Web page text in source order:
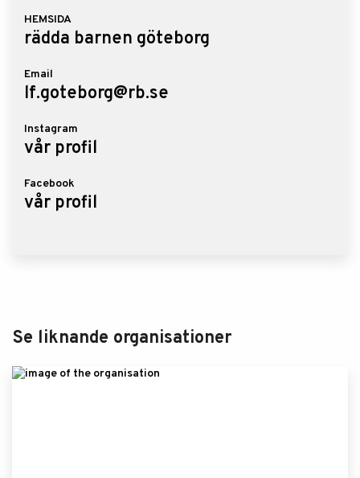
HEMSIDA
rädda barnen göteborg
Email
lf.goteborg@rb.se
Instagram
vår profil
Facebook
vår profil
Se liknande organisationer